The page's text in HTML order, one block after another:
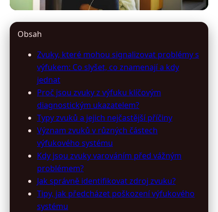
Jak rozpoznat a řešit problémy
18. 3. 2026
Obsah
Zvuky, které mohou signalizovat problémy s
výfukem: Co slyšet, co znamenají a kdy
jednat
Proč jsou zvuky z výfuku klíčovým
diagnostickým ukazatelem?
Typy zvuků a jejich nejčastější příčiny
Význam zvuků v různých částech
výfukového systému
Kdy jsou zvuky varováním před vážným
problémem?
Jak správně identifikovat zdroj zvuku?
Tipy, jak předcházet poškození výfukového
systému